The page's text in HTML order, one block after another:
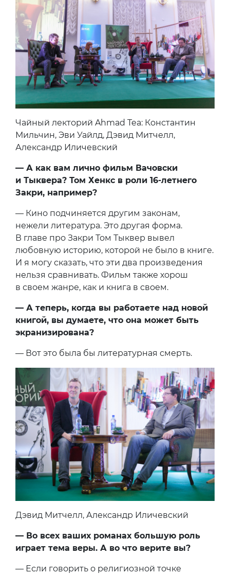
Чайный лекторий Ahmad Tea: Константин
Мильчин, Эви Уайлд, Дэвид Митчелл,
Александр Иличевский
— А как вам лично фильм Вачовски
и Тыквера? Том Хенкс в роли 16-летнего
Закри, например?
— Кино подчиняется другим законам,
нежели литература. Это другая форма.
В главе про Закри Том Тыквер вывел
любовную историю, которой не было в книге.
И я могу сказать, что эти два произведения
нельзя сравнивать. Фильм также хорош
в своем жанре, как и книга в своем.
— А теперь, когда вы работаете над новой
книгой, вы думаете, что она может быть
экранизирована?
— Вот это была бы литературная смерть.
Дэвид Митчелл, Александр Иличевский
— Во всех ваших романах большую роль
играет тема веры. А во что верите вы?
— Если говорить о религиозной точке